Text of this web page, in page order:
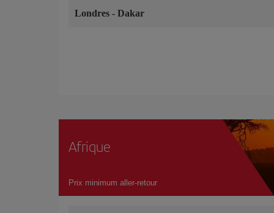
Londres - Dakar
Afrique
Prix minimum aller-retour